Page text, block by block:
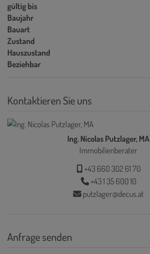
gültig bis
Baujahr
Bauart
Zustand
Hauszustand
Beziehbar
Kontaktieren Sie uns
Ing. Nicolas Putzlager, MA
Immobilienberater
+43 660 302 61 70
+43 1 35 600 10
putzlager@decus.at
Anfrage senden